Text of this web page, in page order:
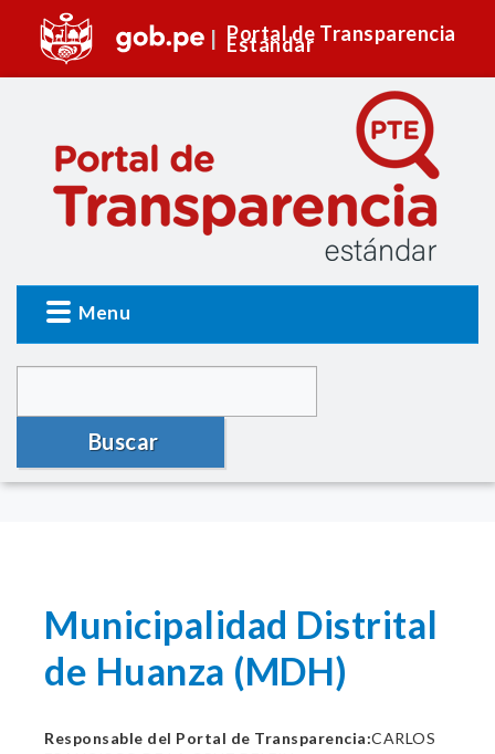
Portal de Transparencia
Estándar
Menu
Buscar
Municipalidad Distrital
de Huanza (MDH)
Responsable del Portal de Transparencia:CARLOS